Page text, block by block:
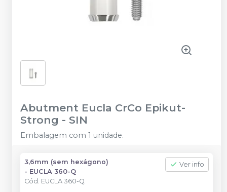
Abutment Eucla CrCo Epikut-
Strong - SIN
Embalagem com 1 unidade.
3,6mm (sem hexágono)
- EUCLA 360-Q
Cód. EUCLA 360-Q
Ver info